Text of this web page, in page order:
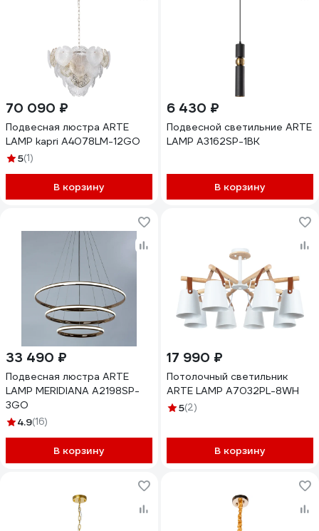
70 090 ₽
Подвесная люстра ARTE
LAMP kapri A4078LM-12GO
5(1)
В корзину
6 430 ₽
Подвесной светильние ARTE
LAMP A3162SP-1BK
В корзину
33 490 ₽
Подвесная люстра ARTE
LAMP MERIDIANA A2198SP-
3GO
4.9(16)
В корзину
17 990 ₽
Потолочный светильник
ARTE LAMP A7032PL-8WH
5(2)
В корзину